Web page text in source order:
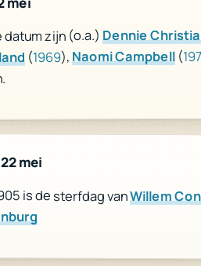
datum zijn (o.a.) Dennie
(1969),Naomi Campbell (
mei
is de sterfdag vanWillem